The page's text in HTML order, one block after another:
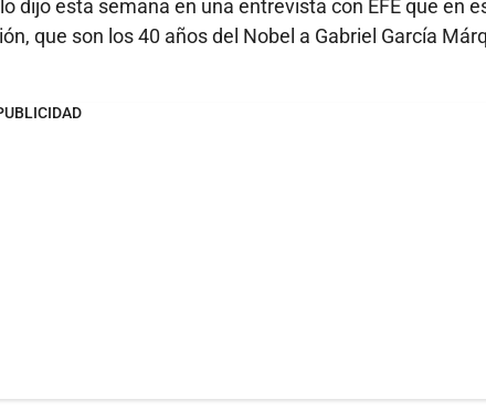
dijo esta semana en una entrevista con EFE que en
que son los 40 años del Nobel a Gabriel García